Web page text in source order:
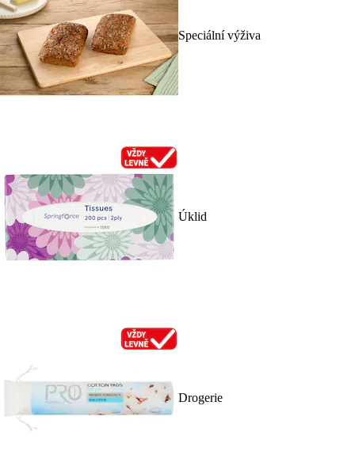
Speciální výživa
Úklid
Drogerie